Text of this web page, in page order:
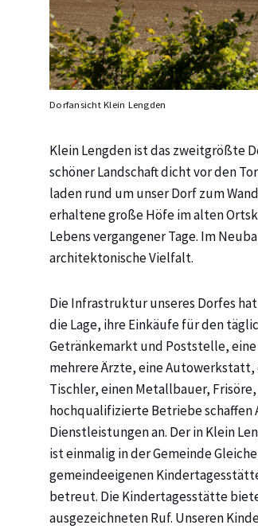
Dorfansicht Klein Lengden
Klein Lengden ist das zweitgrößte
schöner Landschaft dicht vor den
laden rund um unser Dorf zum
erhaltene große Höfe im alten
Lebens vergangener Tage. Im
architektonische Vielfalt.
Die Infrastruktur unseres Dorfes
die Lage, ihre Einkäufe für den
Getränkemarkt und Poststelle,
mehrere Ärzte, eine Autowerkstatt,
Tischler, einen Metallbauer,
hochqualifizierte Betriebe
Dienstleistungen an. Der in Klein
ist einmalig in der Gemeinde
gemeindeeigenen
betreut. Die Kindertagesstätte
ausgezeichneten Ruf. Unseren